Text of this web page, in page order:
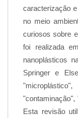
caracterização
no meio
curiosos sobre
foi realizada
nanoplásticos
Springer e
"contaminação",
Esta revisão